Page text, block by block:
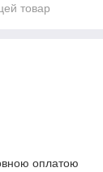
товар
оплатою